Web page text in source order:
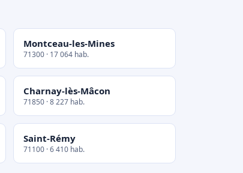
Montceau-les-Mines
71300 · 17 064 hab.
Charnay-lès-Mâcon
71850 · 8 227 hab.
Saint-Rémy
71100 · 6 410 hab.